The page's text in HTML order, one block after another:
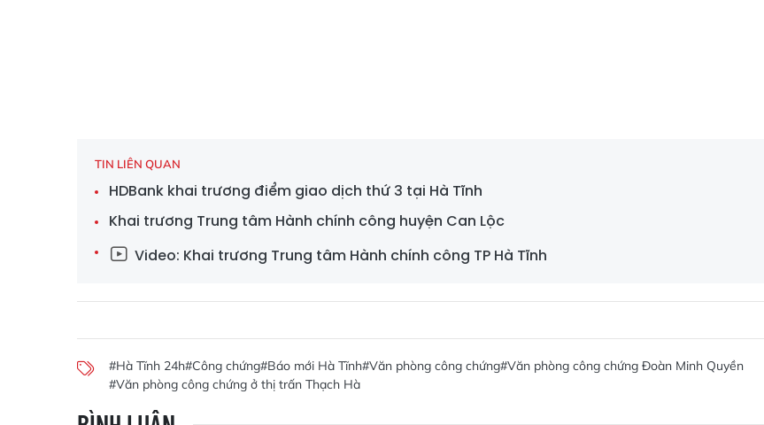
TIN LIÊN QUAN
HDBank khai trương điểm giao dịch thứ 3 tại Hà Tĩnh
Khai trương Trung tâm Hành chính công huyện Can Lộc
Video: Khai trương Trung tâm Hành chính công TP Hà Tĩnh
#Hà Tĩnh 24h#Công chứng#Báo mới Hà Tĩnh#Văn phòng công chứng#Văn phòng công chứng Đoàn Minh Quyền
#Văn phòng công chứng ở thị trấn Thạch Hà